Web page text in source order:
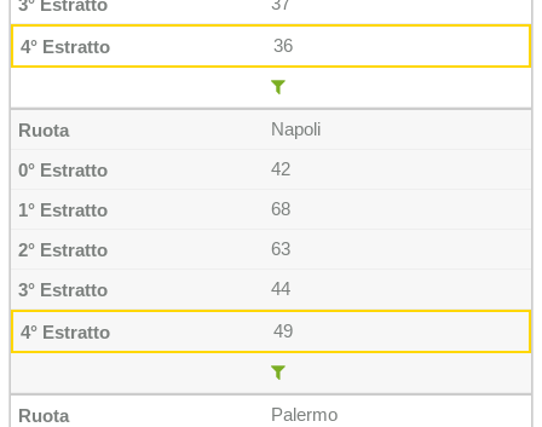
36
Napoli
42
68
63
44
49
Palermo